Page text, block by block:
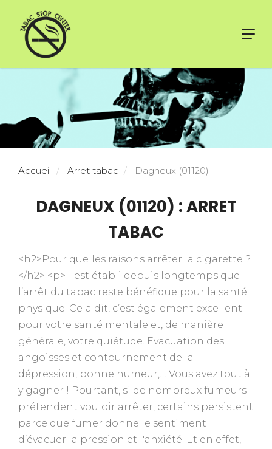
Accueil Arret tabac Dagneux (01120)
DAGNEUX (01120) : ARRET
TABAC
<h2>Pour quelles raisons arrêter la cigarette ?
</h2> <p>Il est établi depuis longtemps que
l’arrêt du tabac reste bénéfique pour la santé
physique. Cela dit, c’est également excellent
pour votre santé mentale et, de manière
générale, votre quiétude. Evacuation des
angoisses et contournement de la
dépression, bonne humeur,… Vous avez tout à
y gagner ! Pourtant, si de nombreux fumeurs
prétendent vouloir arrêter, certains persistent
parce que fumer donne le sentiment
d’évacuer la pression et l'anxiété. Et en effet,